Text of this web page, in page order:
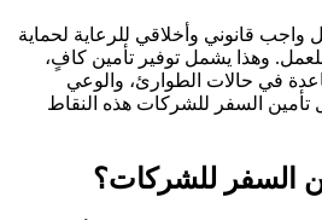
قانوني وأخلاقي للرعاية لحماية
وهذا يشمل توفير تأمين كافٍ،
في حالات الطوارئ، والوعي
تأمين السفر للشركات هذه النقاط
السفر للشركات؟